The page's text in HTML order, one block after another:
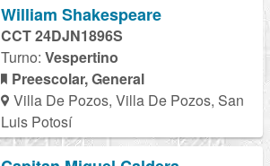
William Shakespeare
CCT 24DJN1896S
Turno: Vespertino
Preescolar, General
Villa De Pozos, Villa De Pozos, San
Luis Potosí